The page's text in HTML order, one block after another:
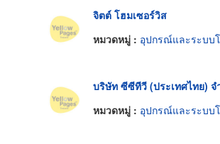
จิตต์ โฮมเซอร์วิส
หมวดหมู่ : อุปกรณ์และระบบโท
บริษัท ซีซีทีวี (ประเทศไทย) จ
หมวดหมู่ : อุปกรณ์และระบบโท